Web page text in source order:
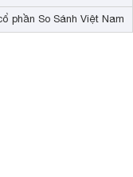
phần So Sánh Việt Nam